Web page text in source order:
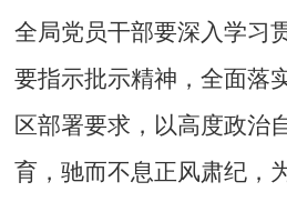
全局党员干部要深入学习
要指示批示精神，全面落
区部署要求，以高度政治
育，驰而不息正风肃纪，